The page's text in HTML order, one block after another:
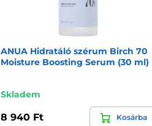
ANUA Hidratáló szérum Birch 70
Moisture Boosting Serum (30 ml)
Skladem
8 940 Ft Kosárba